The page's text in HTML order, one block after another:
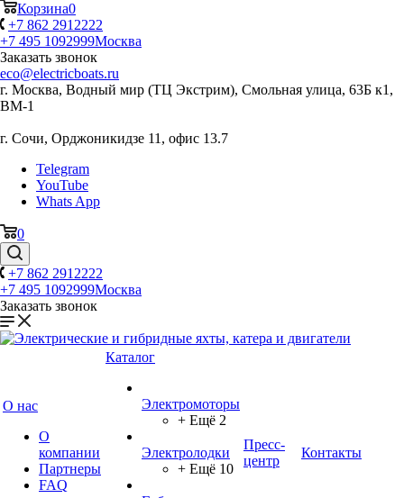
Корзина0
+7 862 2912222
+7 495 1092999Москва
Заказать звонок
eco@electricboats.ru
г. Москва, Водный мир (ТЦ Экстрим), Смольная улица, 63Б к1,
ВМ-1
г. Сочи, Орджоникидзе 11, офис 13.7
Telegram
YouTube
Whats App
0
+7 862 2912222
+7 495 1092999Москва
Заказать звонок
О нас
О
компании
Партнеры
FAQ
Каталог
Электромоторы
+ Ещё 2
Электролодки
+ Ещё 10
Пресс-
центр
Контакты